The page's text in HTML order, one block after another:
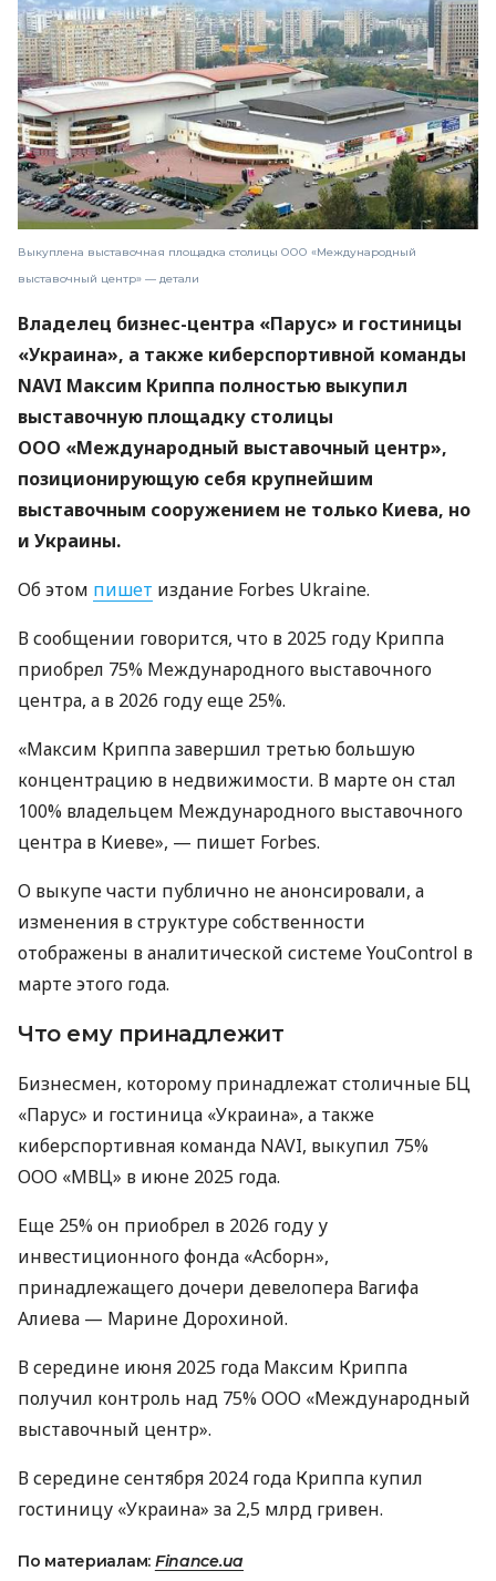
Выкуплена выставочная площадка столицы ООО «Международный
выставочный центр» — детали
Владелец бизнес-центра «Парус» и гостиницы
«Украина», а также киберспортивной команды
NAVI Максим Криппа полностью выкупил
выставочную площадку столицы
ООО «Международный выставочный центр»,
позиционирующую себя крупнейшим
выставочным сооружением не только Киева, но
и Украины.
Об этом пишет издание Forbes Ukraine.
В сообщении говорится, что в 2025 году Криппа
приобрел 75% Международного выставочного
центра, а в 2026 году еще 25%.
«Максим Криппа завершил третью большую
концентрацию в недвижимости. В марте он стал
100% владельцем Международного выставочного
центра в Киеве», — пишет Forbes.
О выкупе части публично не анонсировали, а
изменения в структуре собственности
отображены в аналитической системе YouControl в
марте этого года.
Что ему принадлежит
Бизнесмен, которому принадлежат столичные БЦ
«Парус» и гостиница «Украина», а также
киберспортивная команда NAVI, выкупил 75%
ООО «МВЦ» в июне 2025 года.
Еще 25% он приобрел в 2026 году у
инвестиционного фонда «Асборн»,
принадлежащего дочери девелопера Вагифа
Алиева — Марине Дорохиной.
В середине июня 2025 года Максим Криппа
получил контроль над 75% ООО «Международный
выставочный центр».
В середине сентября 2024 года Криппа купил
гостиницу «Украина» за 2,5 млрд гривен.
По материалам: Finance.ua